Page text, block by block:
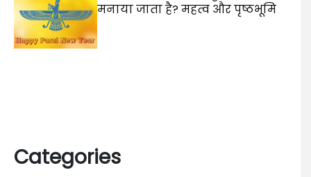
मनाया जाता है? महत्व और पृष्ठभूमि
Categories